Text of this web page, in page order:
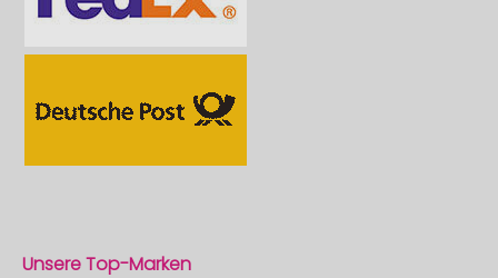
Unsere Top-Marken